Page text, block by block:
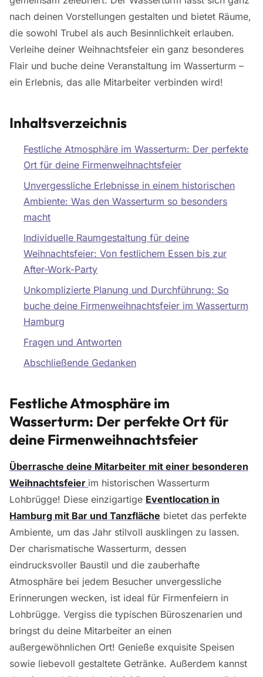
nach deinen Vorstellungen gestalten und bietet Räume,
die sowohl Trubel als auch Besinnlichkeit erlauben.
Verleihe deiner Weihnachtsfeier ein ganz besonderes
Flair und buche deine Veranstaltung im Wasserturm –
ein Erlebnis, das alle Mitarbeiter verbinden wird!
Inhaltsverzeichnis
Festliche Atmosphäre im Wasserturm: Der perfekte
Ort für deine Firmenweihnachtsfeier
Unvergessliche Erlebnisse in einem historischen
Ambiente: Was den Wasserturm so besonders
macht
Individuelle Raumgestaltung für deine
Weihnachtsfeier: Von festlichem Essen bis zur
After-Work-Party
Unkomplizierte Planung und Durchführung: So
buche deine Firmenweihnachtsfeier im Wasserturm
Hamburg
Fragen und Antworten
Abschließende Gedanken
Festliche Atmosphäre im
Wasserturm: Der perfekte Ort für
deine Firmenweihnachtsfeier
Überrasche deine Mitarbeiter mit einer besonderen
Weihnachtsfeier im historischen Wasserturm
Lohbrügge! Diese einzigartige Eventlocation in
Hamburg mit Bar und Tanzfläche bietet das perfekte
Ambiente, um das Jahr stilvoll ausklingen zu lassen.
Der charismatische Wasserturm, dessen
eindrucksvoller Baustil und die zauberhafte
Atmosphäre bei jedem Besucher unvergessliche
Erinnerungen wecken, ist ideal für Firmenfeiern in
Lohbrügge. Vergiss die typischen Büroszenarien und
bringst du deine Mitarbeiter an einen
außergewöhnlichen Ort! Genieße exquisite Speisen
sowie liebevoll gestaltete Getränke. Außerdem kannst